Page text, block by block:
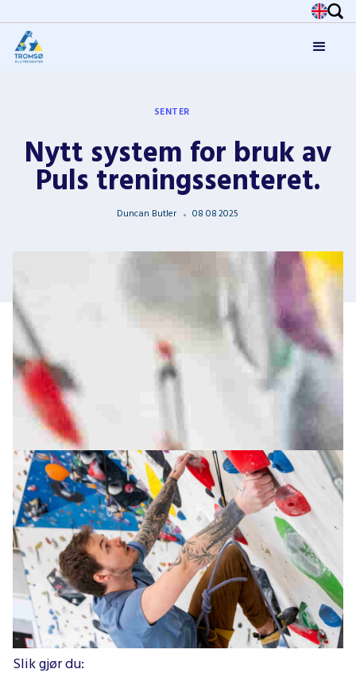
SENTER
Nytt system for bruk av
Puls treningssenteret.
Duncan Butler 08 082025
Har du klippekort eller sesongkort hos oss, inkluderer
det adgang til PULS, som er treningssenteret her på
anlegget. Før måtte du skanne deg inn og levere
kortet ditt mot et armbånd, og så hente kortet igjen
da du var ferdig. Nå bytter vi til et nytt system via
appen «Go Active!»
Slik gjør du: